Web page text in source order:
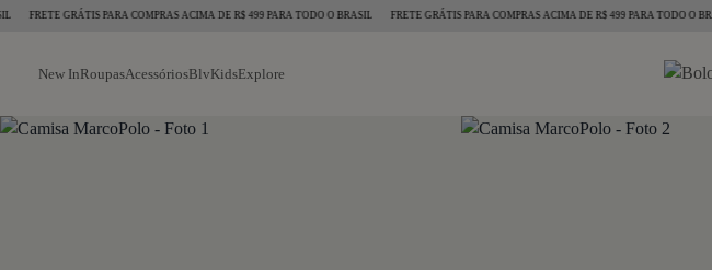
FRETE GRÁTIS PARA COMPRAS ACIMA DE R$ 499 PARA TODO O BRASIL FRETE GRÁTIS PARA COMPRAS ACIMA DE R$ 499 PARA TODO O BRASIL
New InRoupasAcessóriosBlvKidsExplore